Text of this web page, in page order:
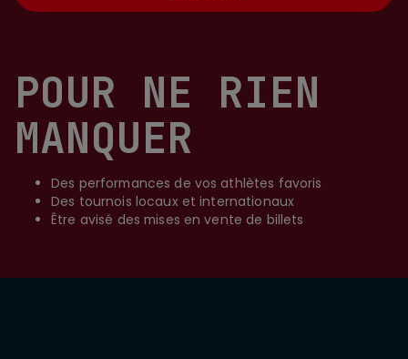
POUR NE RIEN
MANQUER
Des performances de vos athlètes favoris
Des tournois locaux et internationaux
Être avisé des mises en vente de billets